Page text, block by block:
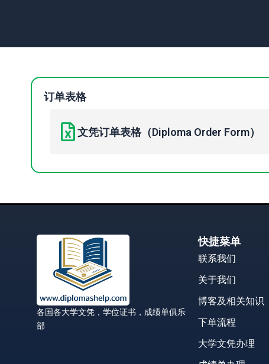
订单表格
文凭订单表格（Diploma Order Form）
各国各大学文凭，学位证书，成绩单俱乐
部
快捷菜单
联系我们
关于我们
博客及相关知识
下单流程
大学文凭办理